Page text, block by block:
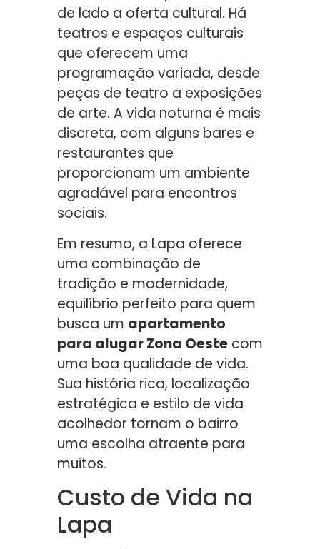
de lado a oferta cultural. Há
teatros e espaços culturais
que oferecem uma
programação variada, desde
peças de teatro a exposições
de arte. A vida noturna é mais
discreta, com alguns bares e
restaurantes que
proporcionam um ambiente
agradável para encontros
sociais.
Em resumo, a Lapa oferece
uma combinação de
tradição e modernidade,
equilíbrio perfeito para quem
busca um apartamento
para alugar Zona Oeste com
uma boa qualidade de vida.
Sua história rica, localização
estratégica e estilo de vida
acolhedor tornam o bairro
uma escolha atraente para
muitos.
Custo de Vida na
Lapa